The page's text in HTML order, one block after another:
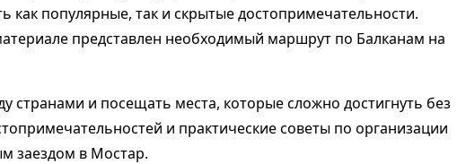
как популярные, так и скрытые достопримечательности.
представлен необходимый маршрут по Балканам на
и посещать места, которые сложно достигнуть без
и практические советы по организации
заездом в Мостар.